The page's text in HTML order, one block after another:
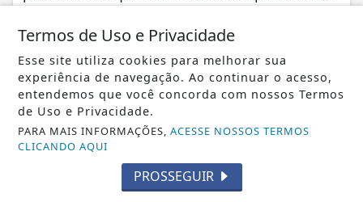
últimos cinco anos. Cada situação será
analisada individualmente durante o processo
de seleção.
43. Quem não pode participar do Programa
Minha Casa, Minha Vida?
Termos de Uso e Privacidade
Esse site utiliza cookies para melhorar sua
experiência de navegação. Ao continuar o acesso,
entendemos que você concorda com nossos Termos
de Uso e Privacidade.
PARA MAIS INFORMAÇÕES,ACESSE NOSSOS TERMOS
CLICANDO AQUI
PROSSEGUIR